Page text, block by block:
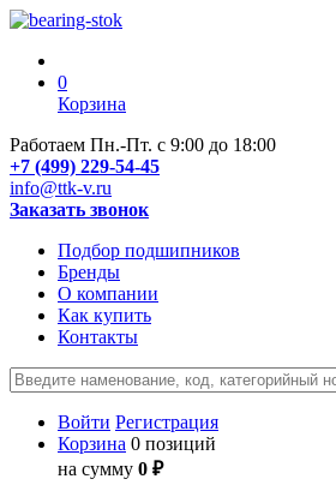
0
Корзина
Работаем Пн.-Пт. с 9:00 до 18:00
+7 (499) 229-54-45
info@ttk-v.ru
Заказать звонок
Подбор подшипников
Бренды
О компании
Как купить
Контакты
Войти Регистрация
Корзина 0 позиций
на сумму 0 ₽